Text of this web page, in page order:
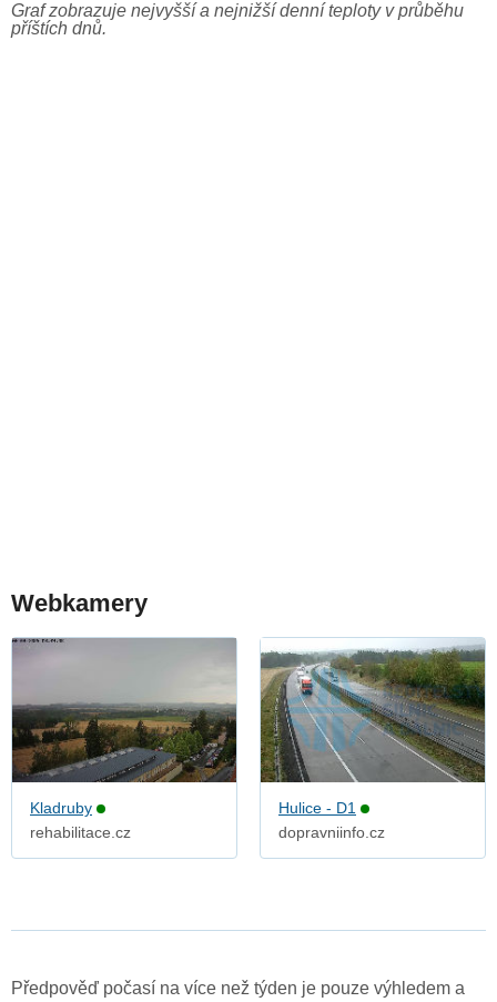
Graf zobrazuje nejvyšší a nejnižší denní teploty v průběhu
příštích dnů.
Webkamery
Kladruby
rehabilitace.cz
Hulice - D1
dopravniinfo.cz
Předpověď počasí na více než týden je pouze výhledem a